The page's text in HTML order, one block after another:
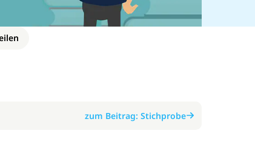
zum Beitrag: Stichprobe